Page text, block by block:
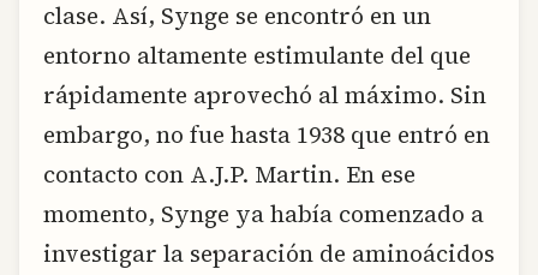
clase. Así, Synge se encontró en un
entorno altamente estimulante del que
rápidamente aprovechó al máximo. Sin
embargo, no fue hasta 1938 que entró en
contacto con A.J.P. Martin. En ese
momento, Synge ya había comenzado a
investigar la separación de aminoácidos